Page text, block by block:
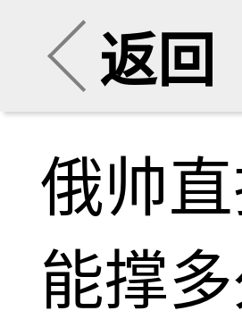
返回
俄帅
能撑